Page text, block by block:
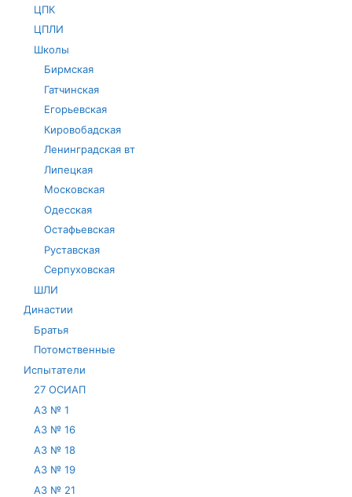
ЦПК
ЦПЛИ
Школы
Бирмская
Гатчинская
Егорьевская
Кировобадская
Ленинградская вт
Липецкая
Московская
Одесская
Остафьевская
Руставская
Серпуховская
ШЛИ
Династии
Братья
Потомственные
Испытатели
27 ОСИАП
АЗ № 1
АЗ № 16
АЗ № 18
АЗ № 19
АЗ № 21